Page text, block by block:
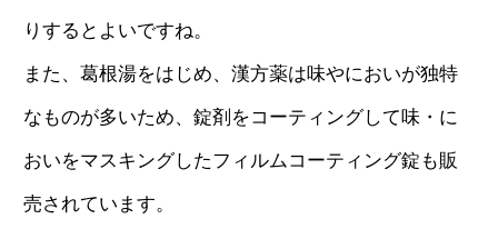
りするとよいですね。
また、葛根湯をはじめ、漢方薬は味やにおいが独特
なものが多いため、錠剤をコーティングして味・に
おいをマスキングしたフィルムコーティング錠も販
売されています。